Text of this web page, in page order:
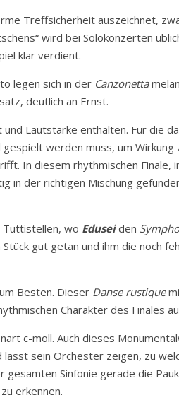
Treffsicherheit auszeichnet,
wird bei Solokonzerten
klar verdient.
legen sich in der Canzonetta
deutlich an Ernst.
Lautstärke enthalten. Für die
werden muss, um Wirkung
In diesem rhythmischen Finale,
in der richtigen Mischung
Tuttistellen, wo Edusei den
gut getan und ihm die noch
Besten. Dieser Danse rustique
Charakter des Finales
c-moll. Auch dieses
sein Orchester zeigen, zu
Sinfonie gerade die
erkennen.